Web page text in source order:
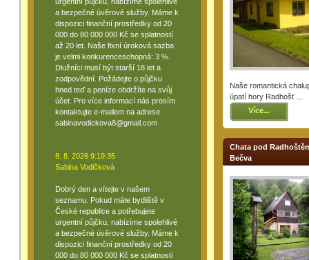
a bezpečné úvěrové služby. Máme k
dispozici finanční prostředky od 20
000 do 80 000 000 Kč se splatností
až 20 let. Naše fixní úroková sazba
je velmi konkurenceschopná: 3 %.
Dlužníci musí být starší 18 let a
zodpovědní. Požádejte o půjčku
hned teď a peníze obdržíte na svůj
účet. Pro více informací nás prosím
kontaktujte e-mailem na adrese
sabinavodickova8@gmail.com
8. 8. 2026 9:19:35
Sabina Vodičková
Dobrý den a vítejte v našem
seznamu. Pokud máte bydliště v
České republice a potřebujete
urgentní půjčku, nabízíme spolehlivé
a bezpečné úvěrové služby. Máme k
dispozici finanční prostředky od 20
000 do 80 000 000 Kč se splatností
Naše romantická
úpatí hory Radhošť ...
Více...
Chata pod
Bečva